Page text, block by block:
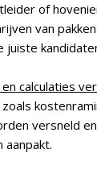
of
van
juiste
calculaties
versneld
aanpakt.